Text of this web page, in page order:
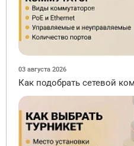
03 августа 2026
Как подобрать сетевой